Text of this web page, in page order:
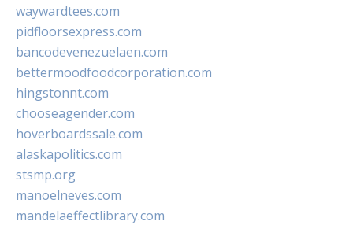
waywardtees.com
pidfloorsexpress.com
bancodevenezuelaen.com
bettermoodfoodcorporation.com
hingstonnt.com
chooseagender.com
hoverboardssale.com
alaskapolitics.com
stsmp.org
manoelneves.com
mandelaeffectlibrary.com